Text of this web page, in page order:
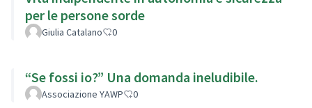
per le persone sorde
Giulia Catalano 0
“Se fossi io?” Una domanda ineludibile.
Associazione YAWP 0